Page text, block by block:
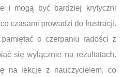
i mogą być bardziej krytyczni
czasami prowadzi do frustracji.
o czerpaniu radości z
się wyłącznie na rezultatach.
na lekcje z nauczycielem, co